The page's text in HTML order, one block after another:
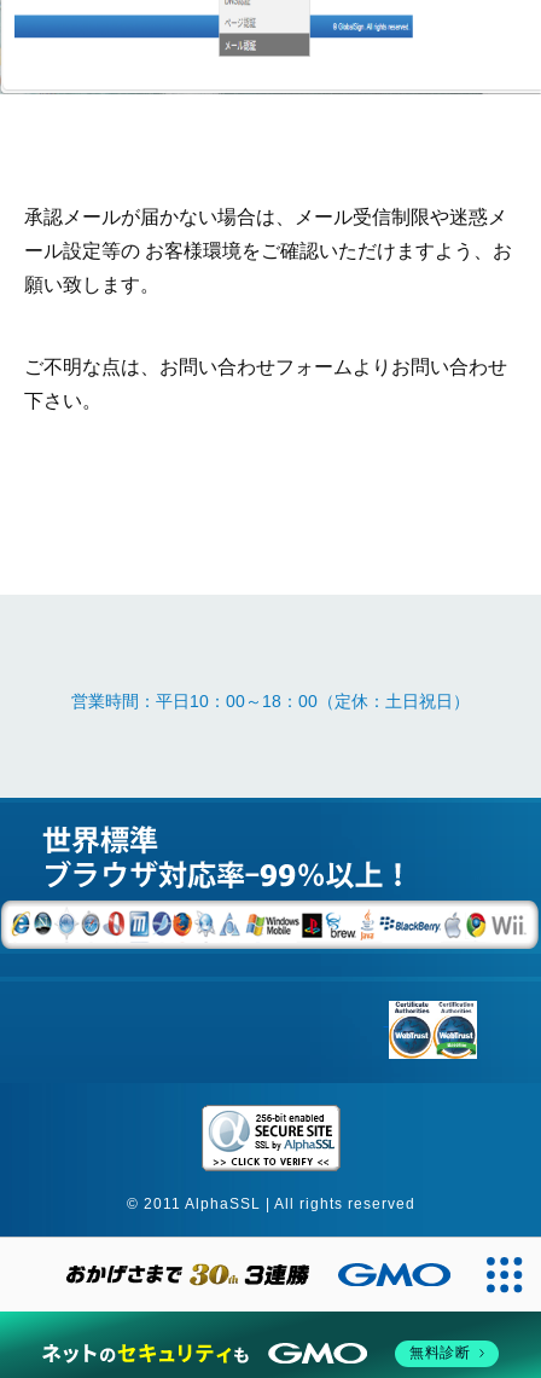
承認メールが届かない場合は、メール受信制限や迷惑メ
ール設定等の お客様環境をご確認いただけますよう、お
願い致します。
ご不明な点は、お問い合わせフォームよりお問い合わせ
下さい。
営業時間：平日10：00～18：00（定休：土日祝日）
© 2011 AlphaSSL | All rights reserved
無料診断